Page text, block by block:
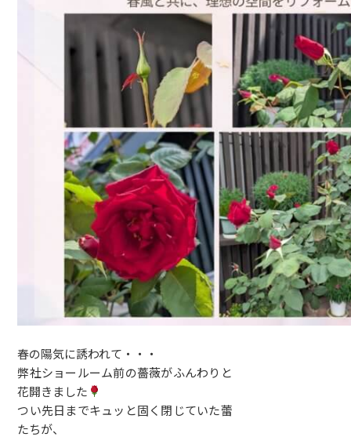
春の陽気に誘われて・・・
弊社ショールーム前の薔薇がふんわりと
花開きました
つい先日までキュッと固く閉じていた蕾
たちが、